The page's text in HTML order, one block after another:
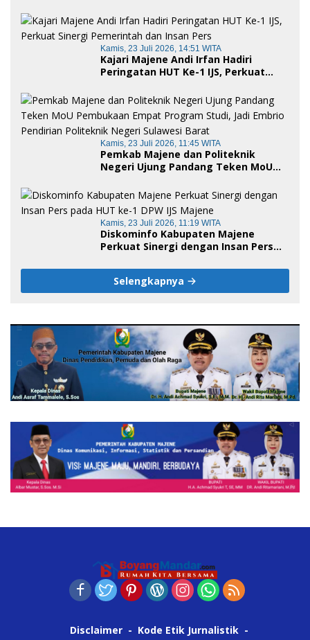
Kamis, 23 Juli 2026, 14:51 WITA
Kajari Majene Andi Irfan Hadiri
Peringatan HUT Ke-1 IJS, Perkuat
Kamis, 23 Juli 2026, 11:45 WITA
Pemkab Majene dan Politeknik
Negeri Ujung Pandang Teken MoU
Jadi Embrio Pendirian Politeknik
Negeri Sulawesi Barat
Kamis, 23 Juli 2026, 11:19 WITA
Diskominfo Kabupaten Majene
Perkuat Sinergi dengan Insan Pers
Selengkapnya
Disclaimer
Kode Etik Jurnalistik